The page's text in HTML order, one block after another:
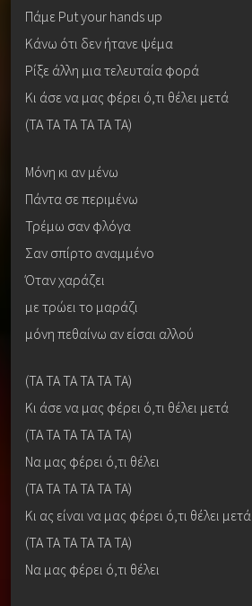
Πάμε Put your hands up
Κάνω ότι δεν ήτανε ψέμα
Ρίξε άλλη μια τελευταία φορά
Κι άσε να μας φέρει ό,τι θέλει μετά
(ΤΑ ΤΑ ΤΑ ΤΑ ΤΑ TA)
Μόνη κι αν μένω
Πάντα σε περιμένω
Τρέμω σαν φλόγα
Σαν σπίρτο αναμμένο
Όταν χαράζει
με τρώει το μαράζι
μόνη πεθαίνω αν είσαι αλλού
(ΤΑ ΤΑ ΤΑ ΤΑ ΤΑ ΤΑ)
Κι άσε να μας φέρει ό,τι θέλει μετά
(ΤΑ ΤΑ ΤΑ ΤΑ ΤΑ ΤΑ)
Να μας φέρει ό,τι θέλει
(ΤΑ ΤΑ ΤΑ ΤΑ ΤΑ ΤΑ)
Κι ας είναι να μας φέρει ό,τι θέλει μετά
(ΤΑ ΤΑ ΤΑ ΤΑ ΤΑ ΤΑ)
Να μας φέρει ό,τι θέλει